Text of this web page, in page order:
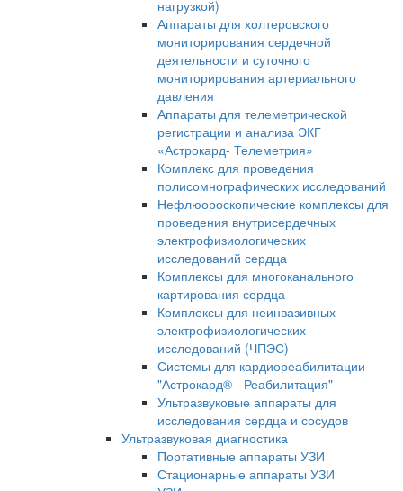
нагрузкой)
Аппараты для холтеровского
мониторирования сердечной
деятельности и суточного
мониторирования артериального
давления
Аппараты для телеметрической
регистрации и анализа ЭКГ
«Астрокард- Телеметрия»
Комплекс для проведения
полисомнографических исследований
Нефлюороскопические комплексы для
проведения внутрисердечных
электрофизиологических
исследований сердца
Комплексы для многоканального
картирования сердца
Комплексы для неинвазивных
электрофизиологических
исследований (ЧПЭС)
Системы для кардиореабилитации
"Астрокард® - Реабилитация"
Ультразвуковые аппараты для
исследования сердца и сосудов
Ультразвуковая диагностика
Портативные аппараты УЗИ
Стационарные аппараты УЗИ